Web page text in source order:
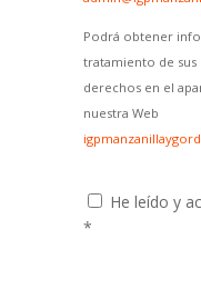
Podrá obtener
tratamiento de
derechos en el
nuestra Web
He leído y
*